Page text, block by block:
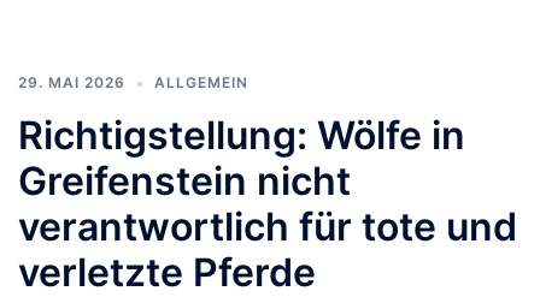
29. MAI 2026 ALLGEMEIN
Richtigstellung: Wölfe in
Greifenstein nicht
verantwortlich für tote und
verletzte Pferde